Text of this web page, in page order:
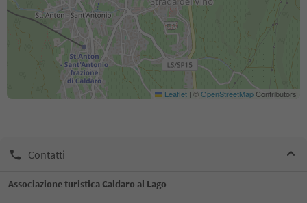
Leaflet | ©OpenStreetMapContributors
Contatti
Associazione turistica Caldaro al Lago